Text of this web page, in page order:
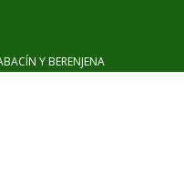
Y BERENJENA